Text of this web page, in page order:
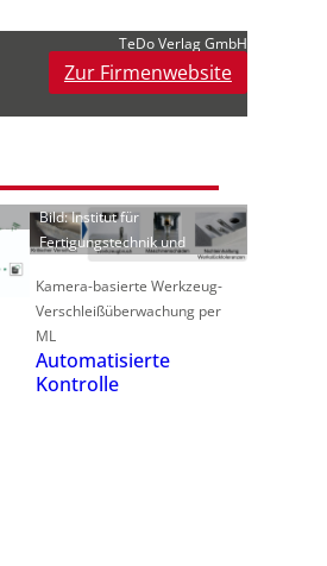
TeDo Verlag GmbH
Zur Firmenwebsite
Bild: Institut für
Fertigungstechnik und
Kamera-basierte Werkzeug-
Verschleißüberwachung per
ML
Automatisierte
Kontrolle